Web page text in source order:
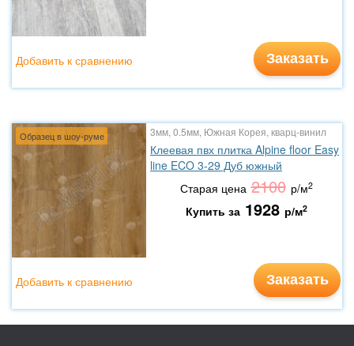
Заказать
Добавить к сравнению
Образец в шоу-руме 3мм, 0.5мм, Южная Корея, кварц-винил
Клеевая пвх плитка Alpine floor Easy
line ECO 3-29 Дуб южный
Старая цена 2100 р/м2
Купить за 1928 р/м2
Заказать
Добавить к сравнению